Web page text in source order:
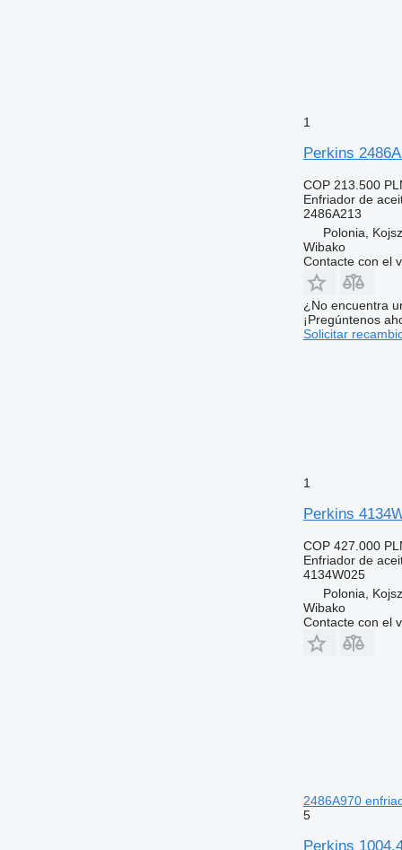
1
Perkins
COP 213.500
Enfriador de
2486A213
Polonia,
Wibako
Contacte con el
¿No encuentra
¡Pregúntenos
Solicitar
1
Perkins
COP 427.000
Enfriador de
4134W025
Polonia,
Wibako
Contacte con el
2486A970
5
Perkins